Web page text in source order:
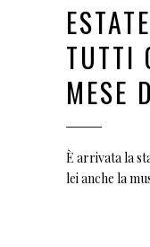
TUTTI
MESE
È arrivata la
lei anche la